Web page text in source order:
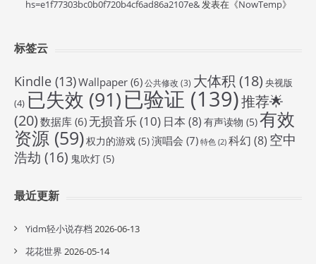
hs=e1f77303bc0b0f720b4cf6ad86a2107e&发表在《NowTemp》
标签云
Kindle (13)Wallpaper (6)公共修改 (3) 大体积 (18) 央视版
(4) 已失效 (91)已验证 (139)推荐🌟
(20) 数据库 (6) 无损音乐(10) 日本 (8) 有声读物 (5)有效
资源 (59)权力的游戏 (5)演唱会 (7) 特色 (2) 科幻 (8) 空中
浩劫 (16) 鬼吹灯 (5)
最近更新
Yidm轻小说存档 2026-06-13
花花世界 2026-05-14